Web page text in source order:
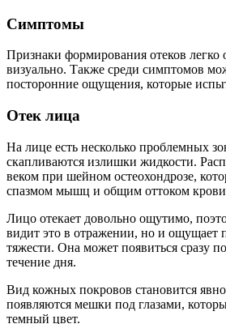
Симптомы
Признаки формирования отеков легко
визуально. Также среди симптомов
посторонние ощущения, которые
Отек лица
На лице есть несколько проблемных
скапливаются излишки жидкости.
веком при шейном остеохондрозе,
спазмом мышц и общим оттоком
Лицо отекает довольно ощутимо,
видит это в отражении, но и ощущает
тяжести. Она может появиться сразу
течение дня.
Вид кожных покровов становится
появляются мешки под глазами,
темный цвет.